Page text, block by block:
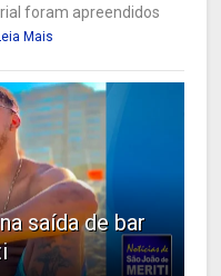
foram apreendidos
Mais
saída de bar